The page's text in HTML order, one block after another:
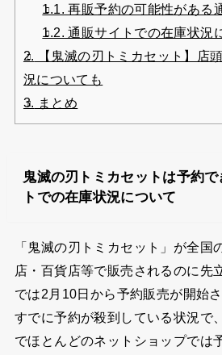
1.1. 再販予約の可能性がある
1.2. 通販サイトでの在庫状況
2.
【鬼滅の刃トミカセット】店
況についても
3. まとめ
鬼滅の刃トミカセットは予約
トでの在庫状況について
「鬼滅の刃トミカセット」が全国
店・百貨店等で販売されるのに先
では2月10日から予約販売が開始さ
すでに予約が殺到している状況で
でほとんどのネットショップでは